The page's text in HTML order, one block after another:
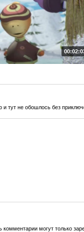
тут не обошлось без
комментарии могут только